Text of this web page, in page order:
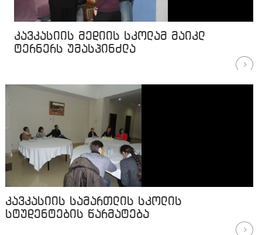
კავკასიის მედიის სკოლამ მაიკლ
ტერნერს უმასპინძლა
კავკასიის სამართლის სკოლის
სტუდენტების წარმატება